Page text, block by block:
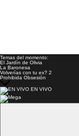
Temas del momento:
El Jardín de Olivia
La Baronesa
Volverías con tu ex? 2
Prohibida Obsesión
EN VIVO